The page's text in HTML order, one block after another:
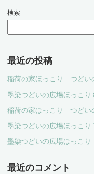
検索
最近の投稿
稲荷の家ほっこり つどい
墨染つどいの広場ほっこ
稲荷の家ほっこり つど
墨染つどいの広場ほっこり
墨染つどいの広場ほっこ
最近のコメント